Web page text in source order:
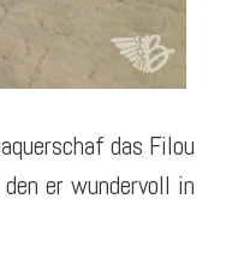
das Filou
er wundervoll in